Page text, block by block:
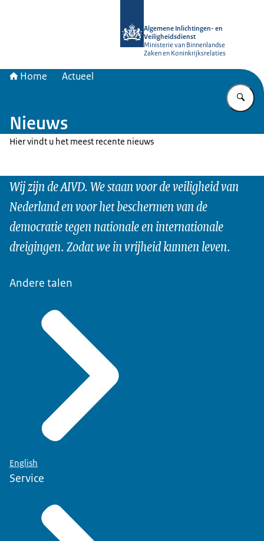
Algemene Inlichtingen- en
Veiligheidsdienst
Ministerie van Binnenlandse
Zaken en Koninkrijksrelaties
Home Actueel
Nieuws
Hier vindt u het meest recente nieuws
Wij zijn de AIVD. We staan voor de veiligheid van
Nederland en voor het beschermen van de
democratie tegen nationale en internationale
dreigingen. Zodat we in vrijheid kunnen leven.
Andere talen
English
Service